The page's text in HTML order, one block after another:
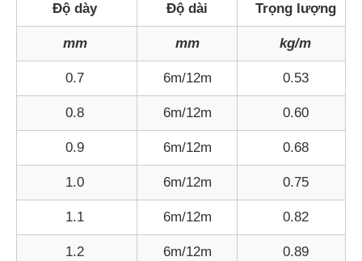
Độ dày Độ dài Trọng lượng
mm mm kg/m
0.7 6m/12m 0.53
0.8 6m/12m 0.60
0.9 6m/12m 0.68
1.0 6m/12m 0.75
1.1 6m/12m 0.82
1.2 6m/12m 0.89